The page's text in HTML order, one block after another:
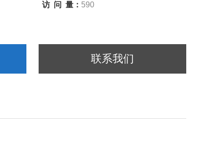
访 问 量： 590
联系我们